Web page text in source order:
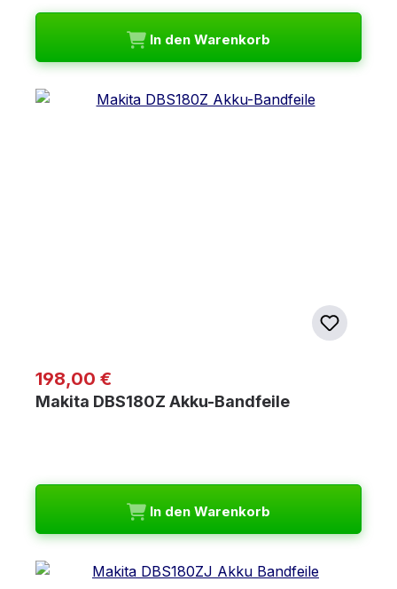
In den Warenkorb
Regulärer Preis:
198,00 €
Makita DBS180Z Akku-Bandfeile
In den Warenkorb